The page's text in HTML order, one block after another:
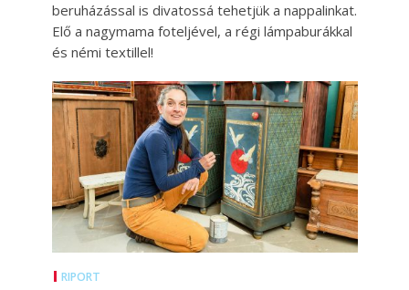
beruházással is divatossá tehetjük a nappalinkat.
Elő a nagymama foteljével, a régi lámpaburákkal
és némi textillel!
RIPORT